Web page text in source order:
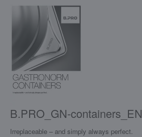
B.PRO_GN-containers_EN
Irreplaceable – and simply always perfect.